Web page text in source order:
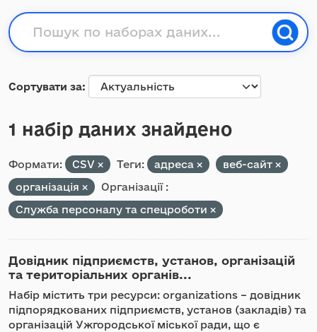
Сортувати за
1 набір даних знайдено
Формати: CSV Теги: адреса
веб-сайт
організація
Організації :
Служба персоналу та спецроботи
Довідник підприємств, установ, організацій
та територіальних органів...
Набір містить три ресурси: organizations – довідник
підпорядкованих підприємств, установ (закладів) та
організацій Ужгородської міської ради, що є